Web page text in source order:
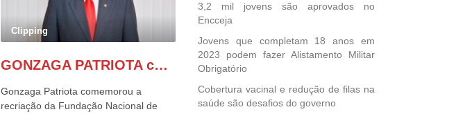
Clipping
GONZAGA PATRIOTA comemora o retorno da FUNASA
Gonzaga Patriota comemorou a
recriação da Fundação Nacional de
3,2 mil jovens são aprovados no
Encceja
Jovens que completam 18 anos em
2023 podem fazer Alistamento Militar
Obrigatório
Cobertura vacinal e redução de filas na
saúde são desafios do governo